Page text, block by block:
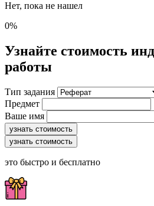
Нет, пока не нашел
0%
Узнайте стоимость
работы
Тип задания
Предмет
Ваше имя
узнать стоимость
узнать стоимость
это быстро и бесплатно